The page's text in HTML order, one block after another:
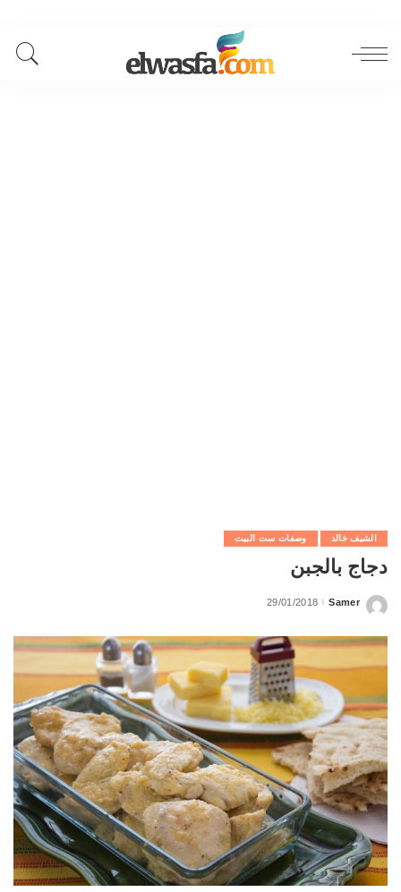
الشيف خالد وصفات ست البيت
دجاج بالجبن
Posted
Samer
29/01/2018